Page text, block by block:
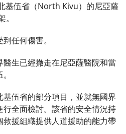
基伍省（North Kivu）的尼亞薩
任何傷害。
生已經撤走在尼亞薩醫院和當
伍省的部分項目，並就無國界
全面檢討。該省的安全情況持
援組織提供人道援助的能力帶